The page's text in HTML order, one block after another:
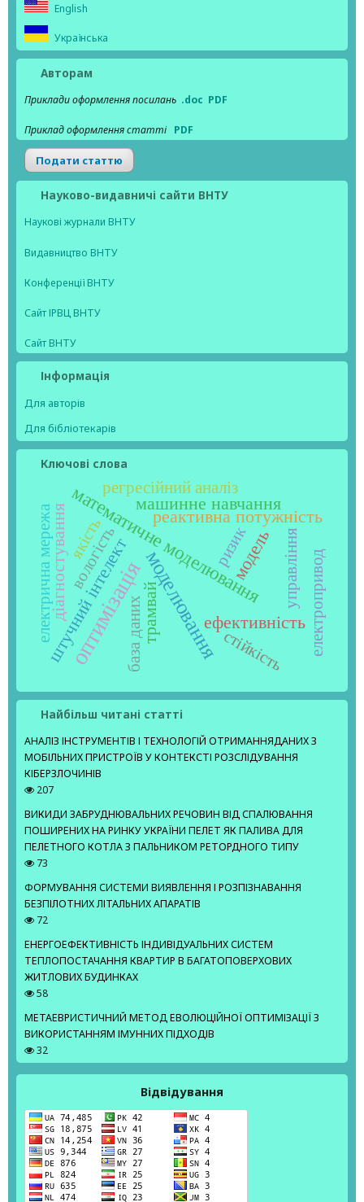
English
Українська
Авторам
Приклади оформлення посилань .doc PDF
Приклад оформлення статті PDF
Подати статтю
Науково-видавничі сайти ВНТУ
Наукові журнали ВНТУ
Видавництво ВНТУ
Конференції ВНТУ
Сайт ІРВЦ ВНТУ
Сайт ВНТУ
Інформація
Для авторів
Для бібліотекарів
Ключові слова
оптимізаціямоделювання
математичне моделювання
реактивна потужність
ефективність
машинне навчання
модель
штучний інтелект
діагностування трамвай
вологість ризик управлінняелектропривод
стійкість
регресійний аналіз
якість
електрична мережа база даних
Найбільш читані статті
АНАЛІЗ ІНСТРУМЕНТІВ І ТЕХНОЛОГІЙ ОТРИМАННЯДАНИХ З
МОБІЛЬНИХ ПРИСТРОЇВ У КОНТЕКСТІ РОЗСЛІДУВАННЯ
КІБЕРЗЛОЧИНІВ
207
ВИКИДИ ЗАБРУДНЮВАЛЬНИХ РЕЧОВИН ВІД СПАЛЮВАННЯ
ПОШИРЕНИХ НА РИНКУ УКРАЇНИ ПЕЛЕТ ЯК ПАЛИВА ДЛЯ
ПЕЛЕТНОГО КОТЛА З ПАЛЬНИКОМ РЕТОРДНОГО ТИПУ
73
ФОРМУВАННЯ СИСТЕМИ ВИЯВЛЕННЯ І РОЗПІЗНАВАННЯ
БЕЗПІЛОТНИХ ЛІТАЛЬНИХ АПАРАТІВ
72
ЕНЕРГОЕФЕКТИВНІСТЬ ІНДИВІДУАЛЬНИХ СИСТЕМ
ТЕПЛОПОСТАЧАННЯ КВАРТИР В БАГАТОПОВЕРХОВИХ
ЖИТЛОВИХ БУДИНКАХ
58
МЕТАЕВРИСТИЧНИЙ МЕТОД ЕВОЛЮЦІЙНОЇ ОПТИМІЗАЦІЇ З
ВИКОРИСТАННЯМ ІМУННИХ ПІДХОДІВ
32
Відвідування